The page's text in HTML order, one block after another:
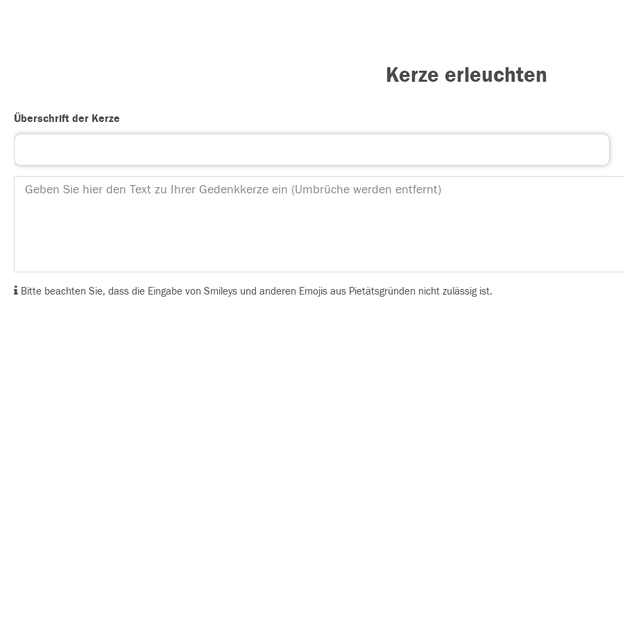
Kerze erleuchten
Überschrift der Kerze
Bitte beachten Sie, dass die Eingabe von Smileys und anderen Emojis aus Pietätsgründen nicht zulässig ist.